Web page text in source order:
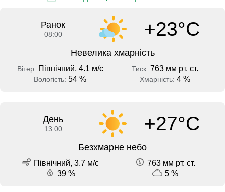
Ранок
08:00 +23°C
Невелика хмарність
Вітер: Північний, 4.1 м/с Тиск: 763 мм рт. ст.
Вологість: 54 % Хмарність: 4 %
День
13:00 +27°C
Безхмарне небо
Північний, 3.7 м/с
763 мм рт. ст.
39 %
5 %